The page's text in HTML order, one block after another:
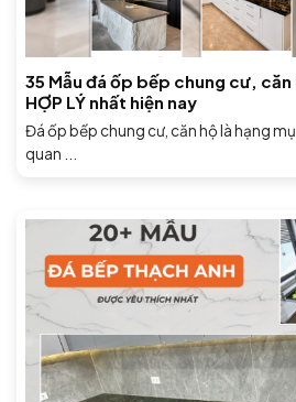
35 Mẫu đá ốp bếp chung cư, căn
HỢP LÝ nhất hiện nay
Đá ốp bếp chung cư, căn hộ là hạng
quan ...